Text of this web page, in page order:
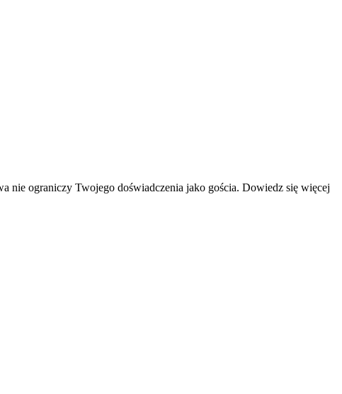
nie ograniczy Twojego doświadczenia jako gościa. Dowiedz się więcej